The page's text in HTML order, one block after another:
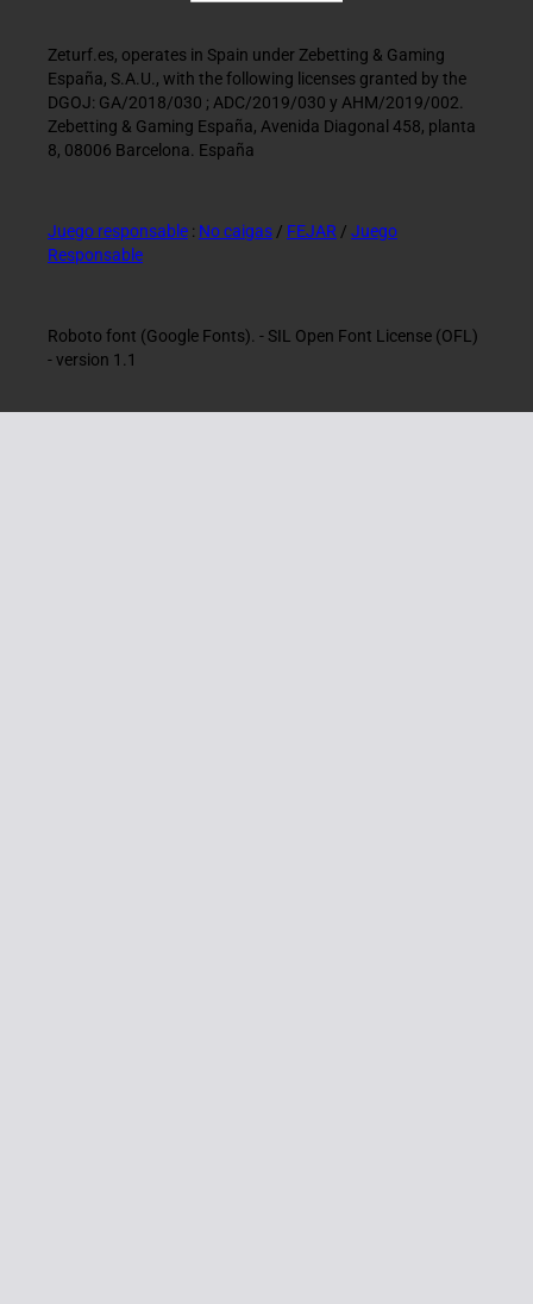
Zeturf.es, operates in Spain under Zebetting & Gaming
España, S.A.U., with the following licenses granted by the
DGOJ: GA/2018/030 ; ADC/2019/030 y AHM/2019/002.
Zebetting & Gaming España, Avenida Diagonal 458, planta
8, 08006 Barcelona. España
Juego responsable : No caigas / FEJAR / Juego
Responsable
Roboto font (Google Fonts). - SIL Open Font License (OFL)
- version 1.1